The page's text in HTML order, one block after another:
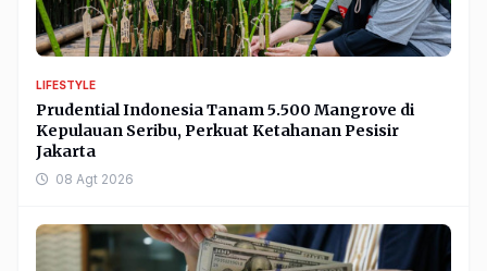
LIFESTYLE
Prudential Indonesia Tanam 5.500 Mangrove di
Kepulauan Seribu, Perkuat Ketahanan Pesisir
Jakarta
08 Agt 2026